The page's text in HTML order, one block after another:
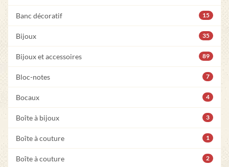
Banc décoratif 15
Bijoux 35
Bijoux et accessoires 89
Bloc-notes 7
Bocaux 4
Boîte à bijoux 3
Boîte à couture 1
Boîte à couture 2